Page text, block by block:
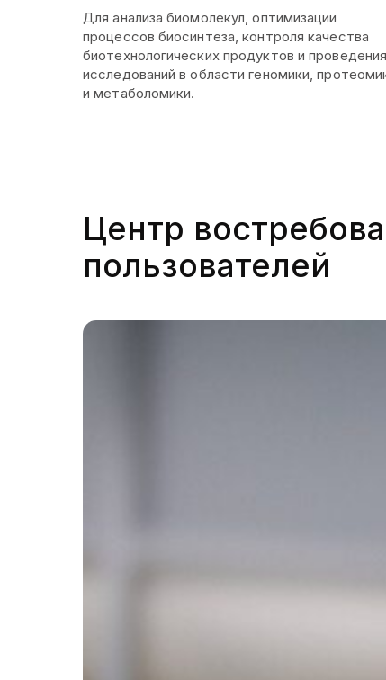
Для анализа биомолекул, оптимизации
процессов биосинтеза, контроля качества
биотехнологических продуктов и проведения
исследований в области геномики,
и метаболомики.
Центр
пользователей